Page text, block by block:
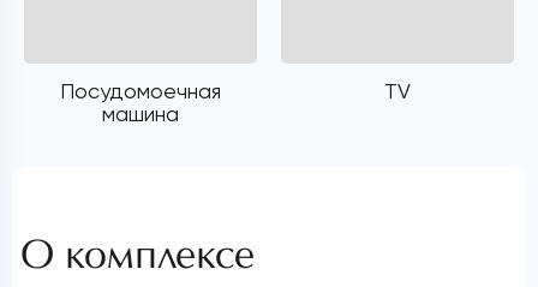
Посудомоечная
машина
TV
О комплексе